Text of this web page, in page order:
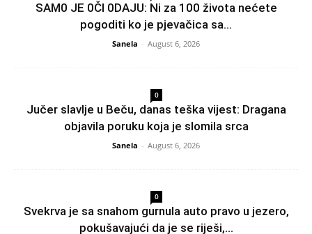
SAM0 JE 0Čl 0DAJU: Ni za 100 života nećete
pogoditi ko je pjevačica sa...
Sanela - August 6, 2026
0
Jučer slavlje u Beču, danas teška vijest: Dragana
objavila poruku koja je slomila srca
Sanela - August 6, 2026
0
Svekrva je sa snahom gurnula auto pravo u jezero,
pokušavajući da je se riješi,...